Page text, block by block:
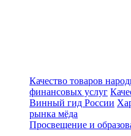
Качество товаров
финансовых услуг
Винный гид России
рынка мёда
Просвещение и